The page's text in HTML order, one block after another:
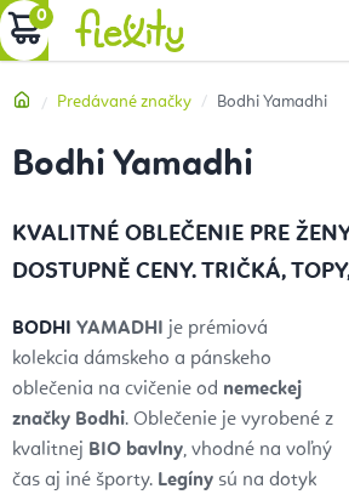
Prejsť
na
NÁKUPNÝ
DomovPredávané značky Bodhi Yamadhi
Bodhi Yamadhi
KVALITNÉ OBLEČENIE PRE
DOSTUPNĚ CENY. TRIČKÁ,
BODHI YAMADHI je prémiová
kolekcia dámskeho a pánskeho
oblečenia na cvičenie od nemeckej
značky Bodhi. Oblečenie je vyrobené z
kvalitnej BIO bavlny, vhodné na voľný
čas aj iné športy. Legíny sú na dotyk